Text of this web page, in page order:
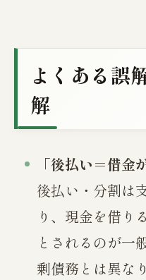
よくある誤
解
「後払い＝借金
後払い・分割は
り、現金を借り
とされるのが一
剰債務とは異な